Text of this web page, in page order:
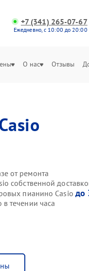
+7 (341) 265-07-67
Ежедневно, с 10:00 до 20:00
О нас Отзывы
от ремонта
собственной
пианино Casio до
течении часа